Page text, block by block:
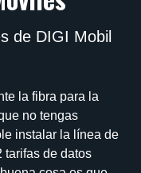
de DIGI Mobil
la fibra para la
no tengas
instalar la línea de
tarifas de datos